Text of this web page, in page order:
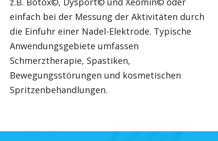
einfach bei der Messung der Aktivitäten durch
die Einfuhr einer Nadel-Elektrode. Typische
Anwendungsgebiete umfassen
Schmerztherapie, Spastiken,
Bewegungsstörungen und kosmetischen
Spritzenbehandlungen.